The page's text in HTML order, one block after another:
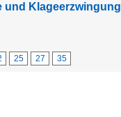
und Klageerzwingung
25 27 35